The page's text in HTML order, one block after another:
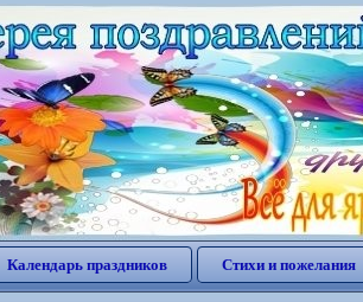
Календарь праздников Стихи и пожелания